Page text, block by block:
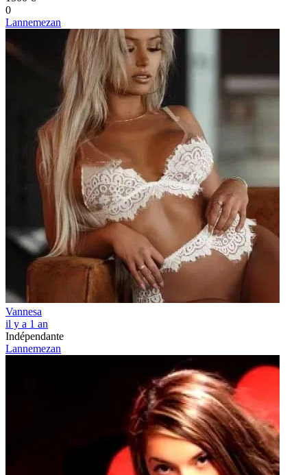
0
Lannemezan
Vannesa
il y a 1 an
Indépendante
Lannemezan